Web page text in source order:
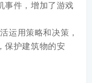
事件，增加了游戏
运用策略和决策，
保护建筑物的安